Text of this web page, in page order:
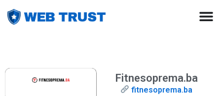
Fitnesoprema.ba
fitnesoprema.ba